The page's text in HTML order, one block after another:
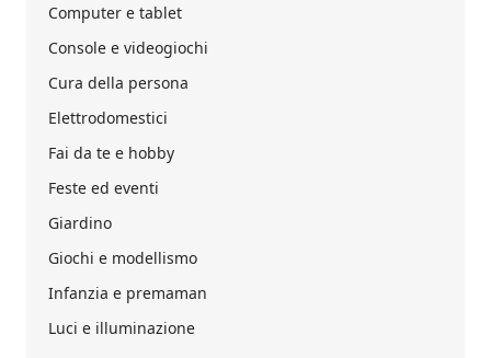
Computer e tablet
Console e videogiochi
Cura della persona
Elettrodomestici
Fai da te e hobby
Feste ed eventi
Giardino
Giochi e modellismo
Infanzia e premaman
Luci e illuminazione